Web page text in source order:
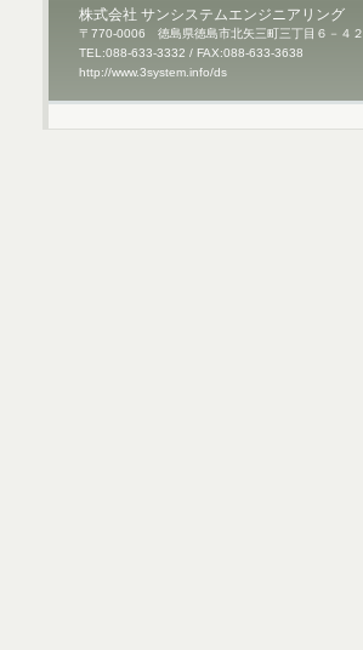
株式会社 サンシステムエンジニアリング
〒770-0006 徳島県徳島市北矢三町三丁目６－４２
TEL:088-633-3332 / FAX:088-633-3638
http://www.3system.info/ds